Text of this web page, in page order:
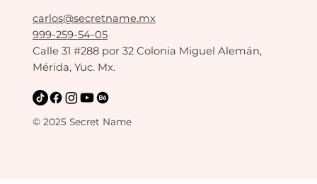
carlos@secretname.mx
999-259-54-05
Calle 31 #288 por 32 Colonia Miguel Alemán,
Mérida, Yuc. Mx.
© 2025 Secret Name